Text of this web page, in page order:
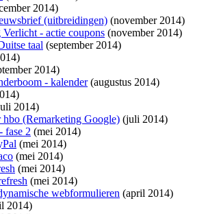
2014)
(uitbreidingen) (november 2014)
- actie coupons (november 2014)
taal (september 2014)
2014)
- kalender(augustus 2014)
2014)
(Remarketing Google) (juli 2014)
fase 2 (mei 2014)
(mei 2014)
(mei 2014)
(mei 2014)
(mei 2014)
webformulieren (april 2014)
2014)